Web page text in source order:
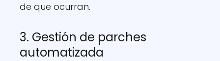
de que ocurran.
3. Gestión de parches
automatizada